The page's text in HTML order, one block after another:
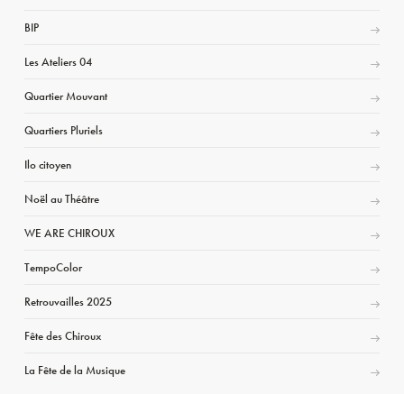
BIP
Les Ateliers 04
Quartier Mouvant
Quartiers Pluriels
Ilo citoyen
Noël au Théâtre
WE ARE CHIROUX
TempoColor
Retrouvailles 2025
Fête des Chiroux
La Fête de la Musique